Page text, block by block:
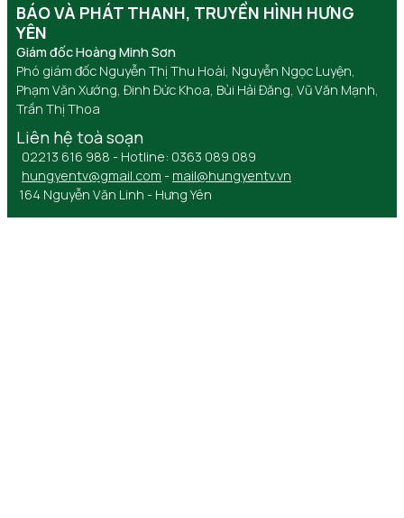
BÁO VÀ PHÁT THANH, TRUYỀN HÌNH HƯNG
YÊN
Giám đốc Hoàng Minh Sơn
Phó giám đốc Nguyễn Thị Thu Hoài, Nguyễn Ngọc Luyện,
Phạm Văn Xướng, Đinh Đức Khoa, Bùi Hải Đăng, Vũ Văn Mạnh,
Trần Thị Thoa
Liên hệ toà soạn
02213 616 988 - Hotline: 0363 089 089
hungyentv@gmail.com - mail@hungyentv.vn
164 Nguyễn Văn Linh - Hưng Yên